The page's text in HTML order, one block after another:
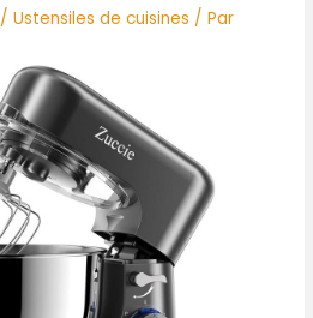
/Ustensiles de cuisines / Par